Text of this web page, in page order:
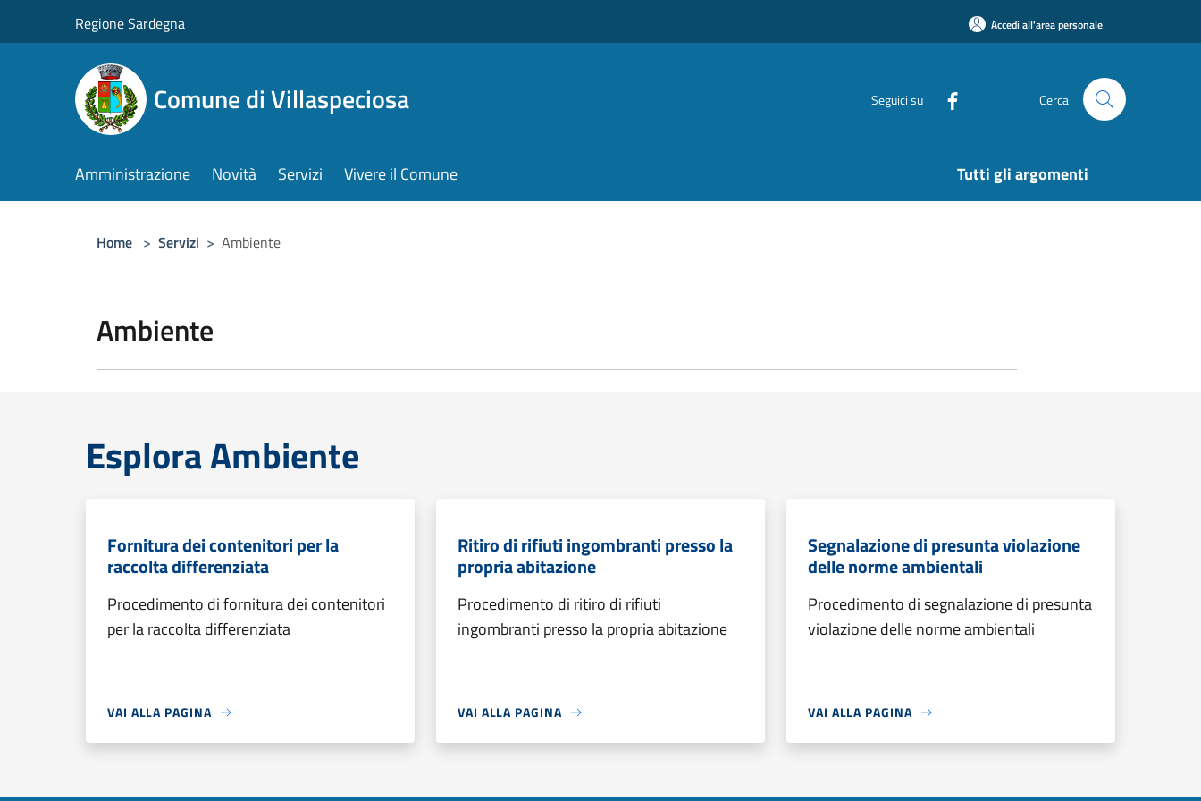
Regione Sardegna Accedi all'area personale
Comune di Villaspeciosa Seguici su Cerca
Amministrazione Novità Servizi Vivere il Comune Tutti gli argomenti
Home > Servizi > Ambiente
Ambiente
Esplora Ambiente
Fornitura dei contenitori per la
raccolta differenziata
Procedimento di fornitura dei contenitori
per la raccolta differenziata
VAI ALLA PAGINA
Ritiro di rifiuti ingombranti presso la
propria abitazione
Procedimento di ritiro di rifiuti
ingombranti presso la propria abitazione
VAI ALLA PAGINA
Segnalazione di presunta violazione
delle norme ambientali
Procedimento di segnalazione di presunta
violazione delle norme ambientali
VAI ALLA PAGINA